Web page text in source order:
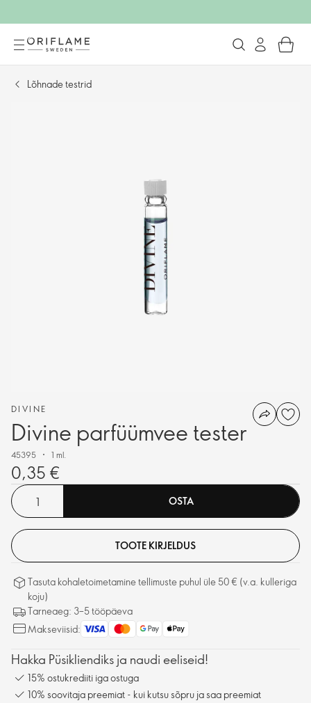
Lõhnade testrid
DIVINE
Divine parfüümvee tester
45395 1 ml.
0,35 €
OSTA
TOOTE KIRJELDUS
Tasuta kohaletoimetamine tellimuste puhul üle 50 € (v.a. kulleriga
koju)
Tarneaeg: 3–5 tööpäeva
Makseviisid:
Hakka Püsikliendiks ja naudi eeliseid!
15% ostukrediiti iga ostuga
10% soovitaja preemiat - kui kutsu sõpru ja saa preemiat